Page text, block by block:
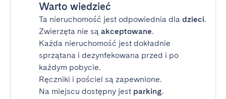
Warto wiedzieć
Ta nieruchomość jest odpowiednia dla dzieci.
Zwierzęta nie są akceptowane.
Każda nieruchomość jest dokładnie
sprzątana i dezynfekowana przed i po
każdym pobycie.
Ręczniki i pościel są zapewnione.
Na miejscu dostępny jest parking.